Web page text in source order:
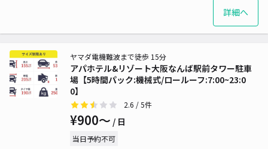
詳細へ
アパホテル&リゾート大阪なんば駅前タワー駐車
場【5時間パック:機械式/ロールーフ:7:00~23:0
0】
ヤマダ電機難波まで徒歩 15分
2.6 / 5件
¥900〜 / 日
当日予約不可